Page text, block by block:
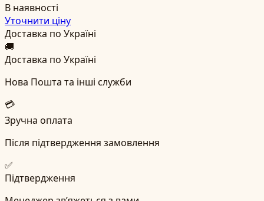
В наявності
Уточнити ціну
Доставка по Україні
🚚
Доставка по Україні
Нова Пошта та інші служби
💳
Зручна оплата
Після підтвердження замовлення
✅
Підтвердження